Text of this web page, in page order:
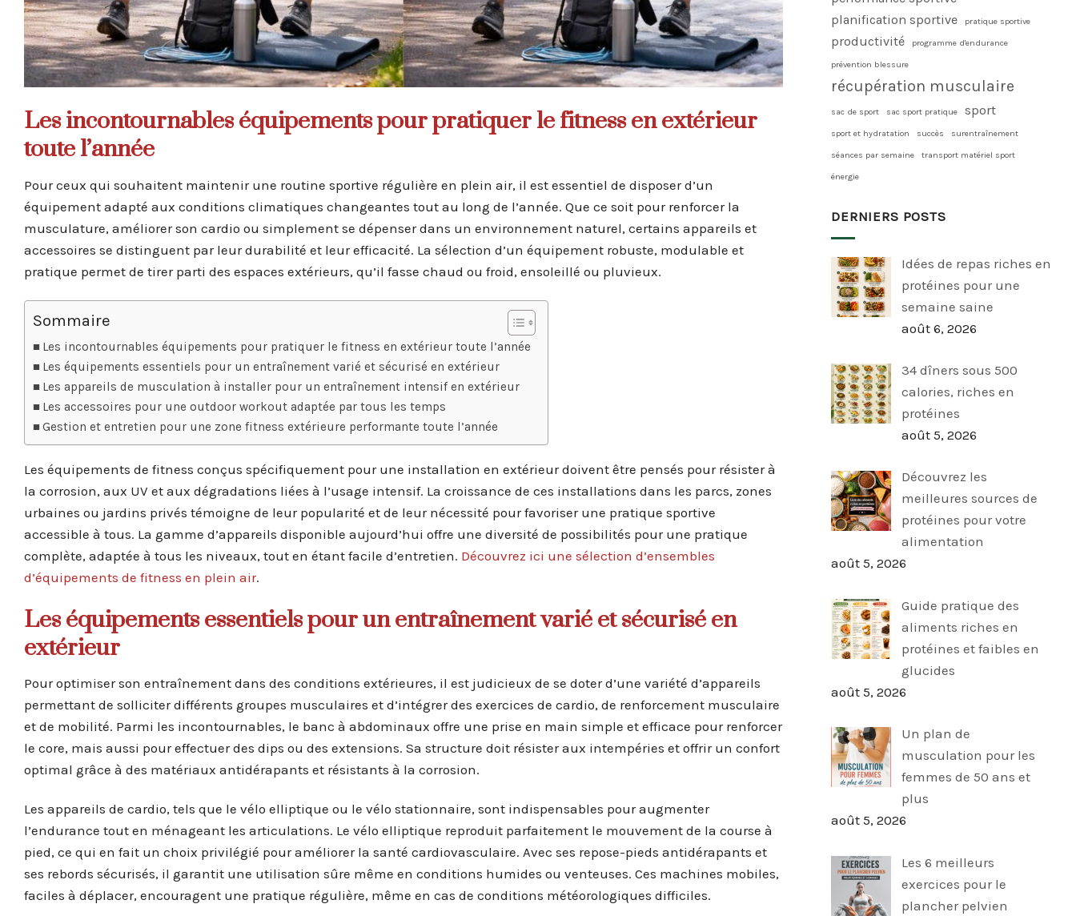
Les incontournables équipements pour pratiquer le fitness en extérieur
toute l’année
Pour ceux qui souhaitent maintenir une routine sportive régulière en plein air, il est essentiel de disposer d’un
équipement adapté aux conditions climatiques changeantes tout au long de l’année. Que ce soit pour renforcer la
musculature, améliorer son cardio ou simplement se dépenser dans un environnement naturel, certains appareils et
accessoires se distinguent par leur durabilité et leur efficacité. La sélection d’un équipement robuste, modulable et
pratique permet de tirer parti des espaces extérieurs, qu’il fasse chaud ou froid, ensoleillé ou pluvieux.
Sommaire
Les incontournables équipements pour pratiquer le fitness en extérieur toute l’année
Les équipements essentiels pour un entraînement varié et sécurisé en extérieur
Les appareils de musculation à installer pour un entraînement intensif en extérieur
Les accessoires pour une outdoor workout adaptée par tous les temps
Gestion et entretien pour une zone fitness extérieure performante toute l’année
Les équipements de fitness conçus spécifiquement pour une installation en extérieur doivent être pensés pour résister à
la corrosion, aux UV et aux dégradations liées à l’usage intensif. La croissance de ces installations dans les parcs, zones
urbaines ou jardins privés témoigne de leur popularité et de leur nécessité pour favoriser une pratique sportive
accessible à tous. La gamme d’appareils disponible aujourd’hui offre une diversité de possibilités pour une pratique
complète, adaptée à tous les niveaux, tout en étant facile d’entretien. Découvrez ici une sélection d’ensembles
d’équipements de fitness en plein air.
Les équipements essentiels pour un entraînement varié et sécurisé en
extérieur
Pour optimiser son entraînement dans des conditions extérieures, il est judicieux de se doter d’une variété d’appareils
permettant de solliciter différents groupes musculaires et d’intégrer des exercices de cardio, de renforcement musculaire
et de mobilité. Parmi les incontournables, le banc à abdominaux offre une prise en main simple et efficace pour renforcer
le core, mais aussi pour effectuer des dips ou des extensions. Sa structure doit résister aux intempéries et offrir un confort
optimal grâce à des matériaux antidérapants et résistants à la corrosion.
Les appareils de cardio, tels que le vélo elliptique ou le vélo stationnaire, sont indispensables pour augmenter
l’endurance tout en ménageant les articulations. Le vélo elliptique reproduit parfaitement le mouvement de la course à
pied, ce qui en fait un choix privilégié pour améliorer la santé cardiovasculaire. Avec ses repose-pieds antidérapants et
ses rebords sécurisés, il garantit une utilisation sûre même en conditions humides ou venteuses. Ces machines mobiles,
faciles à déplacer, encouragent une pratique régulière, même en cas de conditions météorologiques difficiles.
planification sportive
pratique sportive
productivité programme d'endurance
prévention blessure
récupération musculaire
sac de sport sac sport pratique sport
sport et hydratation succès surentraînement
séances par semaine transport matériel sport
énergie
DERNIERS POSTS
Idées de repas riches en
protéines pour une
semaine saine
août 6, 2026
34 dîners sous 500
calories, riches en
protéines
août 5, 2026
Découvrez les
meilleures sources de
protéines pour votre
alimentation
août 5, 2026
Guide pratique des
aliments riches en
protéines et faibles en
glucides
août 5, 2026
Un plan de
musculation pour les
femmes de 50 ans et
plus
août 5, 2026
Les 6 meilleurs
exercices pour le
plancher pelvien